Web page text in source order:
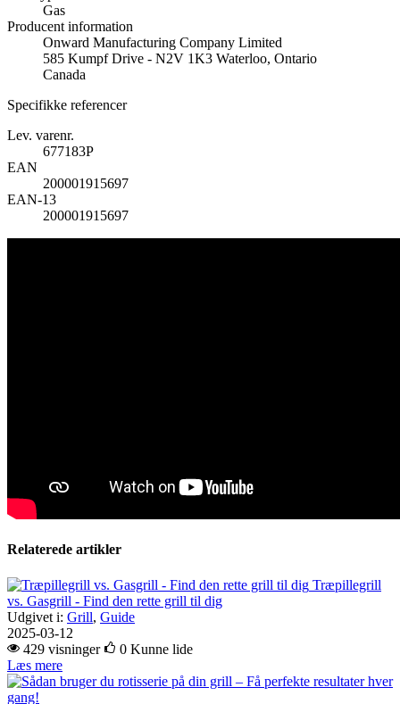
Gas
Producent information
Onward Manufacturing Company Limited
585 Kumpf Drive - N2V 1K3 Waterloo, Ontario
Canada
Specifikke referencer
Lev. varenr.
677183P
EAN
200001915697
EAN-13
200001915697
Relaterede artikler
Træpillegrill
vs. Gasgrill - Find den rette grill til dig
Udgivet i: Grill, Guide
2025-03-12
429 visninger
0 Kunne lide
Læs mere